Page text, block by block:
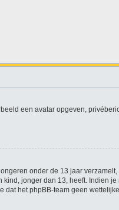
een avatar opgeven,
onder de 13 jaar
jonger dan 13, heeft. Indien je
dat het phpBB-team geen